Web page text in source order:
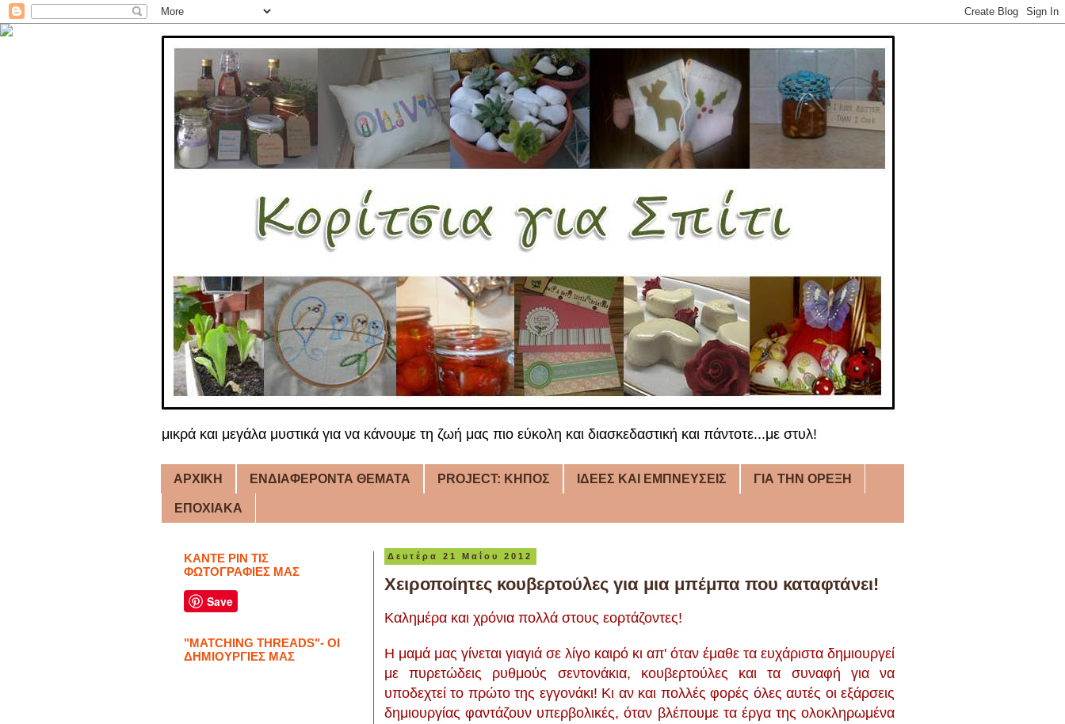
μικρά και μεγάλα μυστικά για να κάνουμε τη ζωή μας πιο εύκολη και διασκεδαστική και πάντοτε...με στυλ!
ΑΡΧΙΚΗ ΕΝΔΙΑΦΕΡΟΝΤΑ ΘΕΜΑΤΑ PROJECT: ΚΗΠΟΣ ΙΔΕΕΣ ΚΑΙ ΕΜΠΝΕΥΣΕΙΣ ΓΙΑ ΤΗΝ ΟΡΕΞΗ
ΕΠΟΧΙΑΚΑ
Δευτέρα 21 Μαΐου 2012
Χειροποίητες κουβερτούλες για μια μπέμπα που καταφτάνει!
Καλημέρα και χρόνια πολλά στους εορτάζοντες!
Η μαμά μας γίνεται γιαγιά σε λίγο καιρό κι απ' όταν έμαθε τα ευχάριστα δημιουργεί
με πυρετώδεις ρυθμούς σεντονάκια, κουβερτούλες και τα συναφή για να
υποδεχτεί το πρώτο της εγγονάκι! Κι αν και πολλές φορές όλες αυτές οι εξάρσεις
δημιουργίας φαντάζουν υπερβολικές, όταν βλέπουμε τα έργα της ολοκληρωμένα
ΚΑΝΤΕ PIN ΤΙΣ
ΦΩΤΟΓΡΑΦΙΕΣ ΜΑΣ
Save
"MATCHING THREADS"- ΟΙ
ΔΗΜΙΟΥΡΓΙΕΣ ΜΑΣ